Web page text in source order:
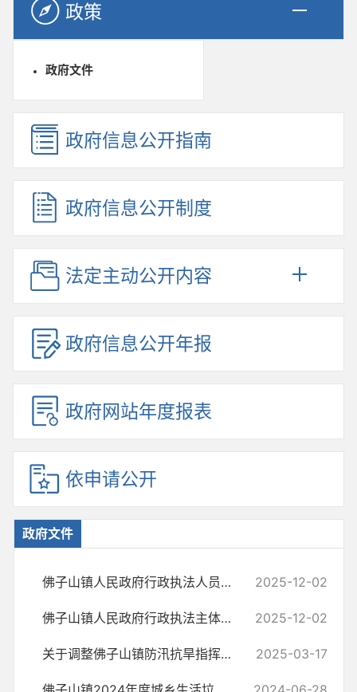
政策
政府文件
政府信息公开指南
政府信息公开制度
法定主动公开内容
政府信息公开年报
政府网站年度报表
依申请公开
政府文件
佛子山镇人民政府行政执法人员信息公示 2025-12-02
佛子山镇人民政府行政执法主体公示 2025-12-02
关于调整佛子山镇防汛抗旱指挥部组成人员的通知 2025-03-17